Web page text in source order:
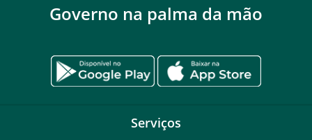
Governo na palma da mão
Serviços